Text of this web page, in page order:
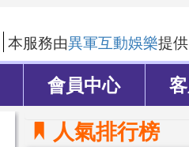
本服務由異軍互動娛樂提供
會員中心
人氣排行榜